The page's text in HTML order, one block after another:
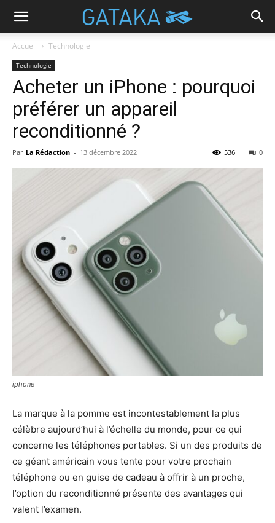
Accueil Technologie
Technologie
Acheter un iPhone : pourquoi
préférer un appareil
reconditionné ?
Par La Rédaction - 13 décembre 2022 0
536
iphone
La marque à la pomme est incontestablement la plus
célèbre aujourd’hui à l’échelle du monde, pour ce qui
concerne les téléphones portables. Si un des produits de
ce géant américain vous tente pour votre prochain
téléphone ou en guise de cadeau à offrir à un proche,
l’option du reconditionné présente des avantages qui
valent l’examen.